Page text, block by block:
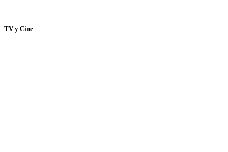
TV y Cine